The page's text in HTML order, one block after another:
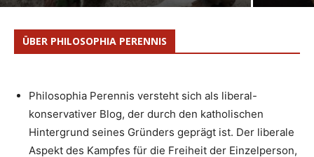
ÜBER PHILOSOPHIA PERENNIS
Philosophia Perennis versteht sich als liberal-
konservativer Blog, der durch den katholischen
Hintergrund seines Gründers geprägt ist. Der liberale
Aspekt des Kampfes für die Freiheit der Einzelperson,